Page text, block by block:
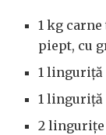
1 kg
piept, cu
1 linguriță
1 linguriță
2 lingurițe